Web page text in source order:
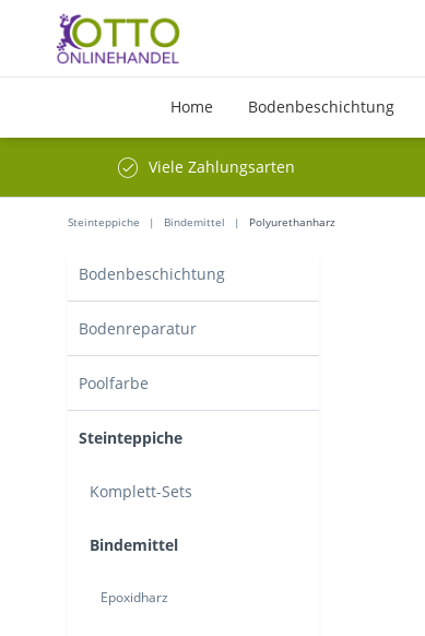
Home Bodenbeschichtung
Viele Zahlungsarten
Steinteppiche Bindemittel Polyurethanharz
Bodenbeschichtung
Bodenreparatur
Poolfarbe
Steinteppiche
Komplett-Sets
Bindemittel
Epoxidharz